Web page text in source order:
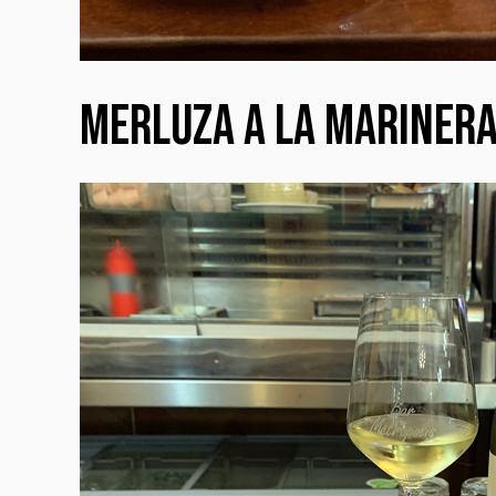
MERLUZA A LA